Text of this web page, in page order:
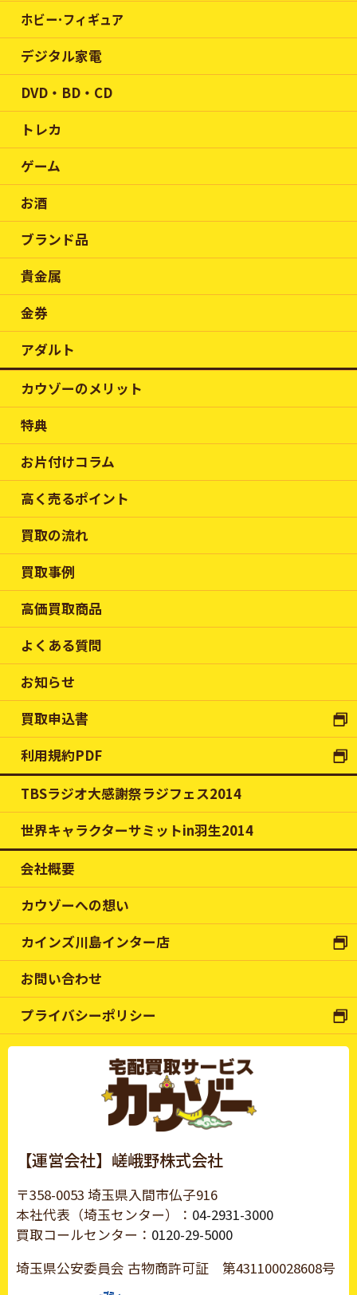
ホビー･フィギュア
デジタル家電
DVD・BD・CD
トレカ
ゲーム
お酒
ブランド品
貴金属
金券
アダルト
カウゾーのメリット
特典
お片付けコラム
高く売るポイント
買取の流れ
買取事例
高価買取商品
よくある質問
お知らせ
買取申込書
利用規約PDF
TBSラジオ大感謝祭ラジフェス2014
世界キャラクターサミットin羽生2014
会社概要
カウゾーへの想い
カインズ川島インター店
お問い合わせ
プライバシーポリシー
【運営会社】嵯峨野株式会社
〒358-0053 埼玉県入間市仏子916
本社代表（埼玉センター）： 04-2931-3000
買取コールセンター： 0120-29-5000
埼玉県公安委員会 古物商許可証 第431100028608号